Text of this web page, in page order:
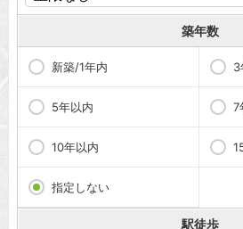
築年数
新築/1年内 3
5年以内 7
10年以内
指定しない
駅徒歩